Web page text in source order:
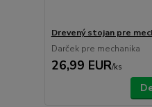
Drevený stojan pre
Darček pre mechanika
26,99 EUR/ks